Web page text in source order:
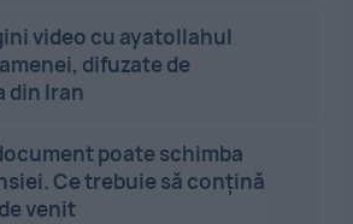
video cu ayatollahul
difuzate de
din Iran
poate schimba
Ce trebuie să conțină
venit